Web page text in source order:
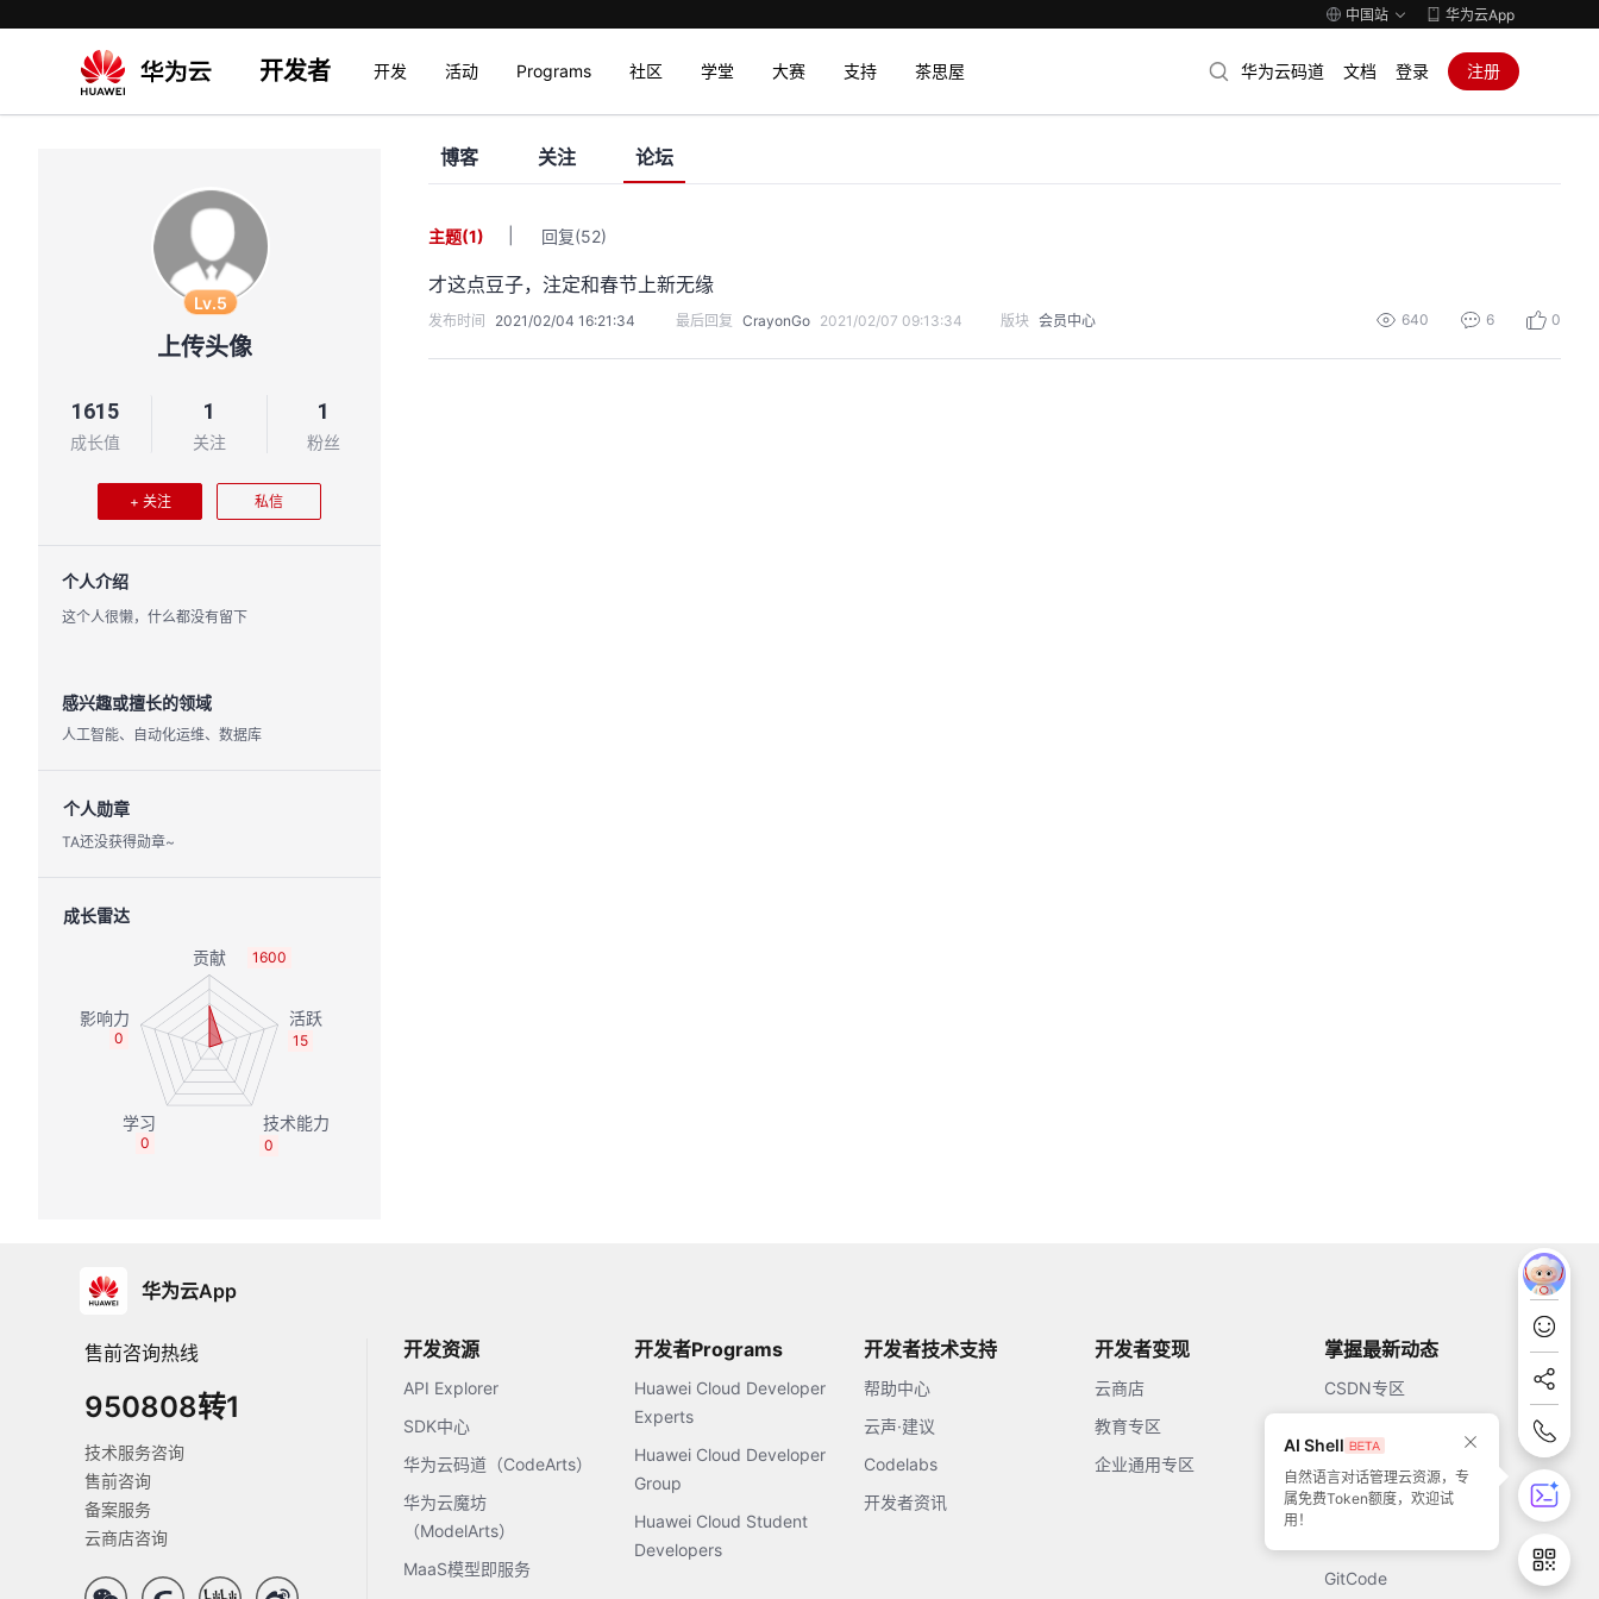
中国站 华为云App
开发者 开发 活动 Programs 社区 学堂 大赛 支持 茶思屋 华为云码道 文档 登录 注册
Lv.5
上传头像
1615
成长值
1
关注
1
粉丝
+ 关注 私信
个人介绍
这个人很懒，什么都没有留下
感兴趣或擅长的领域
人工智能、自动化运维、数据库
个人勋章
TA还没获得勋章~
成长雷达
1600
15
0
0
0
博客 关注 论坛
主题(1) 回复(52)
才这点豆子，注定和春节上新无缘
发布时间 2021/02/04 16:21:34 最后回复 CrayonGo 2021/02/07 09:13:34 版块 会员中心 640 6 0
华为云App
售前咨询热线
950808转1
技术服务咨询
售前咨询
备案服务
云商店咨询
开发资源
API Explorer
SDK中心
华为云码道（CodeArts）
华为云魔坊
（ModelArts）
MaaS模型即服务
开发者Programs
Huawei Cloud Developer
Experts
Huawei Cloud Developer
Group
Huawei Cloud Student
Developers
开发者技术支持
帮助中心
云声·建议
Codelabs
开发者资讯
开发者变现
云商店
教育专区
企业通用专区
掌握最新动态
CSDN专区
51CTO
GitCode
AI Shell
自然语言对话管理云资源，专
属免费Token额度，欢迎试
用！